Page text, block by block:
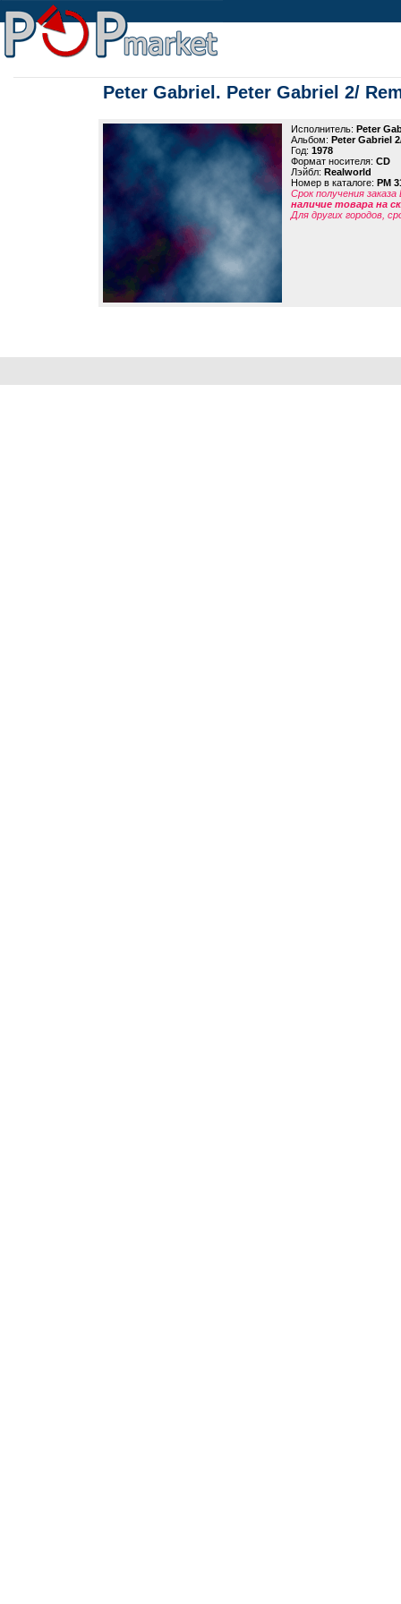
Peter Gabriel. Peter Gabriel 2/
Исполнитель: Peter
Альбом: Peter Gabriel
Год: 1978
Формат носителя: CD
Лэйбл: Realworld
Номер в каталоге: PM
Срок получения
наличие товара на
Для других городов,